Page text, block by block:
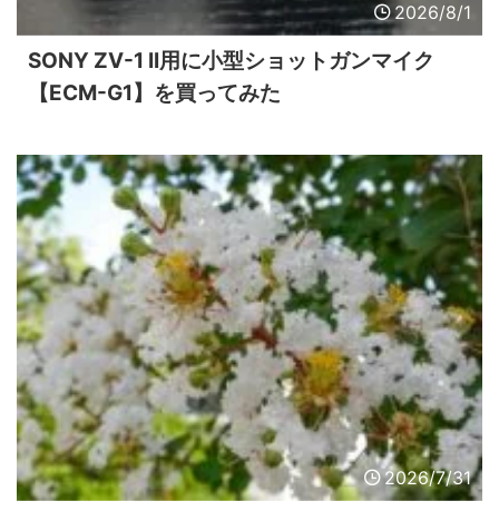
2026/8/1
SONY ZV-1 II用に小型ショットガンマイク
【ECM-G1】を買ってみた
2026/7/31